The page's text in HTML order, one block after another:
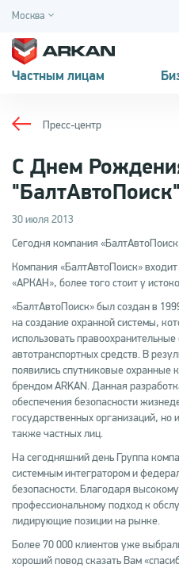
Москва
Частным лицам
Пресс-центр
С Днем
30 июля 2013
Сегодня компания
Компания «БалтАвтоПоиск»
«АРКАН», более того стоит у
«БалтАвтоПоиск» был создан в
на создание охранной системы,
использовать
автотранспортных средств. В
появились спутниковые охранные
брендом ARKAN. Данная
обеспечения безопасности
государственных организаций, но
также частных лиц.
На сегодняшний день Группа
системным интегратором и
безопасности. Благодаря
профессиональному подход к
лидирующие позиции на рынке.
Более 70 000 клиентов уже
хороший повод сказать Вам